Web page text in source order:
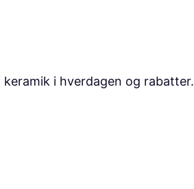
i hverdagen og rabatter.